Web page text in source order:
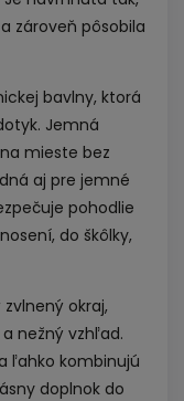
zároveň pôsobila
bavlny, ktorá
Jemná
mieste bez
aj pre jemné
pohodlie
do škôlky,
okraj,
nežný vzhľad.
ľahko kombinujú
doplnok do